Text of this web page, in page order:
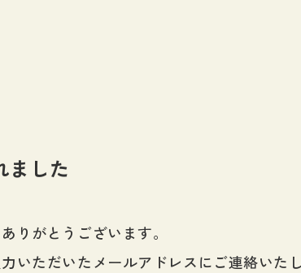
ました
りがとうございます。
いただいたメールアドレスにご連絡いた